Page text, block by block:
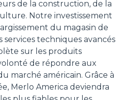
de la construction, de la
Notre investissement
du magasin de
services techniques avancés
sur les produits
de répondre aux
marché américain. Grâce à
Merlo America deviendra